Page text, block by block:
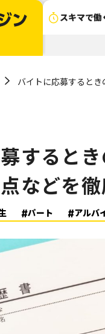
スキマで働
バイトに応募すると
すると
などを
パート アルバ